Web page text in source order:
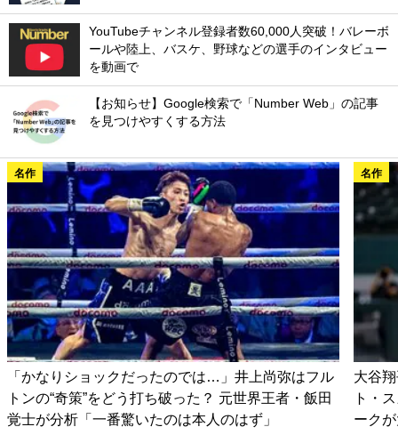
YouTubeチャンネル登録者数60,000人突破！バレーボ
ールや陸上、バスケ、野球などの選手のインタビュー
を動画で
【お知らせ】Google検索で「Number Web」の記事
を見つけやすくする方法
名作
「かなりショックだったのでは…」井上尚弥はフル
トンの“奇策”をどう打ち破った？ 元世界王者・飯田
覚士が分析「一番驚いたのは本人のはず」
名作
大谷
ト・
ーク